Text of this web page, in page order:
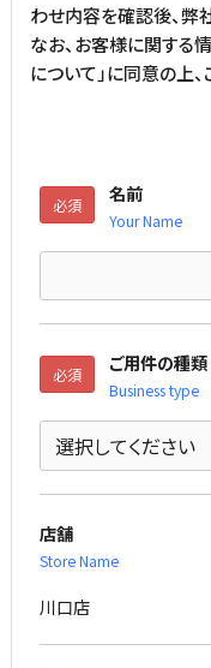
わせ内容を確認後、弊
なお、お客様に関する
について 」に同意の上
必須 名前
Your Name
必須 ご用件の種類
Business type
店舗
Store Name
川口店